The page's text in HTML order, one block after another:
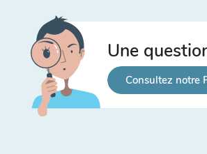
Une
Consultez notre